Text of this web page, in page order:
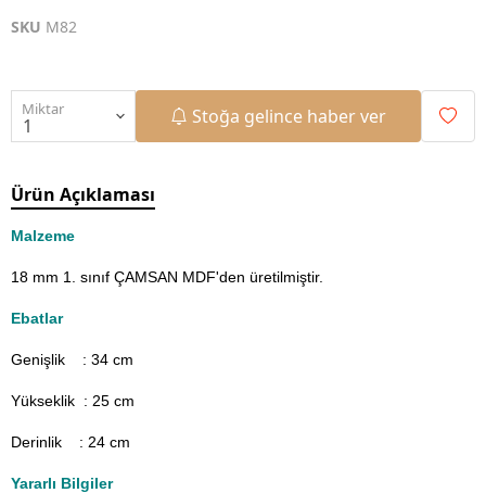
SKU M82
Miktar Stoğa gelince haber ver
Ürün Açıklaması
Malzeme
18 mm 1. sınıf ÇAMSAN MDF'den üretilmiştir.
Ebatlar
Genişlik : 34 cm
Yükseklik : 25 cm
Derinlik : 24 cm
Yararlı Bilgiler